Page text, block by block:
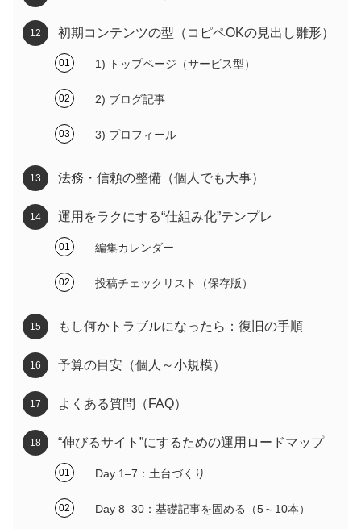
初期コンテンツの型（コピペOKの見出し雛形）
1) トップページ（サービス型）
2) ブログ記事
3) プロフィール
法務・信頼の整備（個人でも大事）
運用をラクにする“仕組み化”テンプレ
編集カレンダー
投稿チェックリスト（保存版）
もし何かトラブルになったら：復旧の手順
予算の目安（個人～小規模）
よくある質問（FAQ）
“伸びるサイト”にするための運用ロードマップ
Day 1–7：土台づくり
Day 8–30：基礎記事を固める（5～10本）